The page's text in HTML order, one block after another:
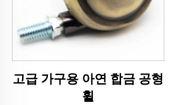
고급 가구용 아연 합금 공형
휠